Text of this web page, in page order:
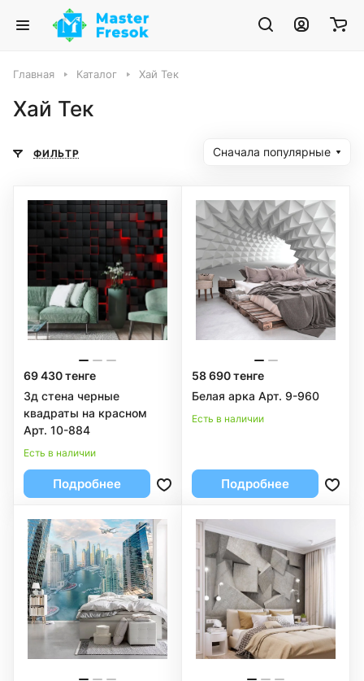
Главная Каталог Хай Тек
Хай Тек
ФИЛЬТР Сначала популярные
69 430 тенге
3д стена черные
квадраты на красном
Арт. 10-884
Есть в наличии
Подробнее
58 690 тенге
Белая арка Арт. 9-960
Есть в наличии
Подробнее